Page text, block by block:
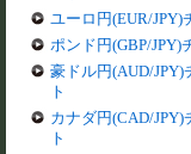
ユーロ円(EUR/JPY)
ポンド円(GBP/JPY)
豪ドル円(AUD/JPY)
ト
カナダ円(CAD/JPY)
ト